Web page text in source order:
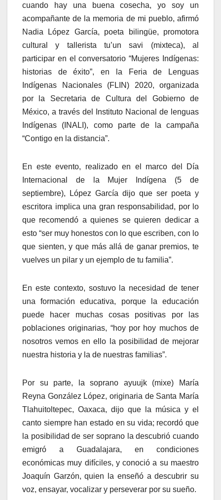
cuando hay una buena cosecha, yo soy un
acompañante de la memoria de mi pueblo, afirmó
Nadia López García, poeta bilingüe, promotora
cultural y tallerista tu’un savi (mixteca), al
participar en el conversatorio “Mujeres Indígenas:
historias de éxito”, en la Feria de Lenguas
Indígenas Nacionales (FLIN) 2020, organizada
por la Secretaria de Cultura del Gobierno de
México, a través del Instituto Nacional de lenguas
Indígenas (INALI), como parte de la campaña
“Contigo en la distancia”.
En este evento, realizado en el marco del Día
Internacional de la Mujer Indígena (5 de
septiembre), López García dijo que ser poeta y
escritora implica una gran responsabilidad, por lo
que recomendó a quienes se quieren dedicar a
esto “ser muy honestos con lo que escriben, con lo
que sienten, y que más allá de ganar premios, te
vuelves un pilar y un ejemplo de tu familia”.
En este contexto, sostuvo la necesidad de tener
una formación educativa, porque la educación
puede hacer muchas cosas positivas por las
poblaciones originarias, “hoy por hoy muchos de
nosotros vemos en ello la posibilidad de mejorar
nuestra historia y la de nuestras familias”.
Por su parte, la soprano ayuujk (mixe) María
Reyna González López, originaria de Santa María
Tlahuitoltepec, Oaxaca, dijo que la música y el
canto siempre han estado en su vida; recordó que
la posibilidad de ser soprano la descubrió cuando
emigró a Guadalajara, en condiciones
económicas muy difíciles, y conoció a su maestro
Joaquín Garzón, quien la enseñó a descubrir su
voz, ensayar, vocalizar y perseverar por su sueño.